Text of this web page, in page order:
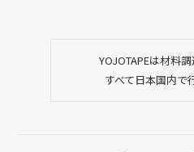
YOJOTAPEは材料
すべて日本国内で